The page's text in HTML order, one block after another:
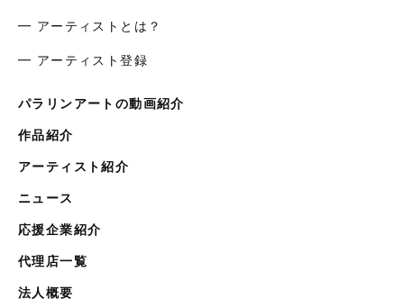
━ アーティストとは？
━ アーティスト登録
パラリンアートの動画紹介
作品紹介
アーティスト紹介
ニュース
応援企業紹介
代理店一覧
法人概要